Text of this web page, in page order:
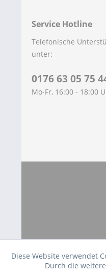
Service Hotline
Telefonische
unter:
0176 63 05 75
Mo-Fr, 16:00 - 18:00
Diese Website verwendet
Durch die